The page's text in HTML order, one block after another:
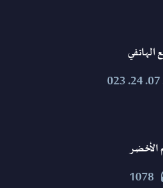
الهاتفي
الأخضر
1078